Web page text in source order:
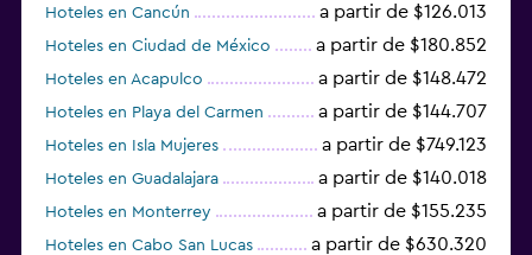
Hoteles en Cancún a partir de $126.013
Hoteles en Ciudad de México a partir de $180.852
Hoteles en Acapulco a partir de $148.472
Hoteles en Playa del Carmen a partir de $144.707
Hoteles en Isla Mujeres a partir de $749.123
Hoteles en Guadalajara a partir de $140.018
Hoteles en Monterrey a partir de $155.235
Hoteles en Cabo San Lucas a partir de $630.320